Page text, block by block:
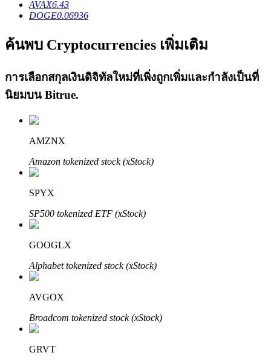
คว้าผลกำไรระยะยาวและผลประโยชน์ที่ยืดหยุ่น
Bitrue
พันธมิตร Bitrue
AVAX6.43
DOGE0.06936
ค้นพบ Cryptocurrencies เพิ่มเติม
การเลือกสกุลเงินดิจิทัลใหม่ที่เพิ่งถูกเพิ่มและกำลังเป็นที่
นิยมบน Bitrue.
AMZNX
Amazon tokenized stock (xStock)
SPYX
SP500 tokenized ETF (xStock)
GOOGLX
Alphabet tokenized stock (xStock)
AVGOX
Broadcom tokenized stock (xStock)
GRVT